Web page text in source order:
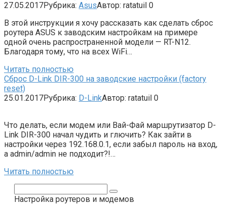
27.05.2017Рубрика: AsusАвтор: ratatuil 0
В этой инструкции я хочу рассказать как сделать сброс
роутера ASUS к заводским настройкам на примере
одной очень распространенной модели — RT-N12.
Благодаря тому, что на всех WiFi…
Читать полностью
Сброс D-Link DIR-300 на заводские настройки (factory
reset)
25.01.2017Рубрика: D-LinkАвтор: ratatuil 0
Что делать, если модем или Вай-Фай маршрутизатор D-
Link DIR-300 начал чудить и глючить? Как зайти в
настройки через 192.168.0.1, если забыл пароль на вход,
а admin/admin не подходит?!…
Читать полностью
Настройка роутеров и модемов